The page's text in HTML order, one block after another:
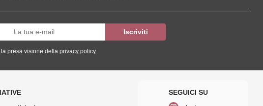
presa visione della privacy policy